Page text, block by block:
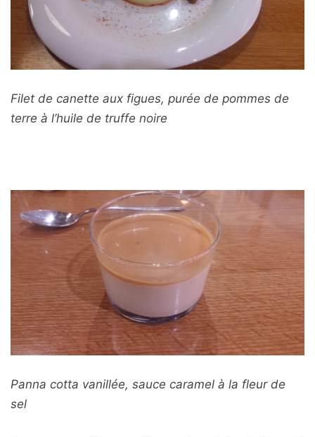
Filet de canette aux figues, purée de pommes de
terre à l’huile de truffe noire
Panna cotta vanillée, sauce caramel à la fleur de
sel